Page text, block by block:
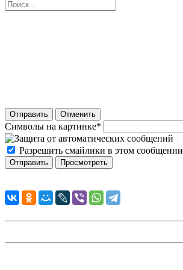
Отправить Отменить
Символы на картинке*
Разрешить смайлики в этом сообщении